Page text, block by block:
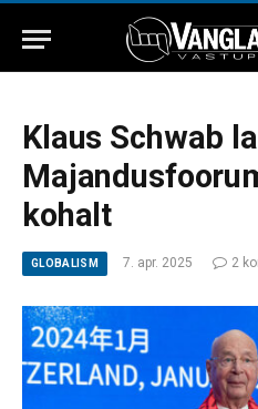
Klaus Schwab
kohalt
GLOBALISM 7. apr. 2025 2